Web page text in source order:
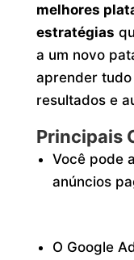
melhores
estratégias
a um novo
aprender
resultados e
Principais
Você pode
anúncios
O Google